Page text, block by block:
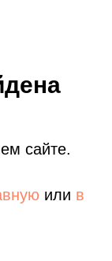
сайте.
или в